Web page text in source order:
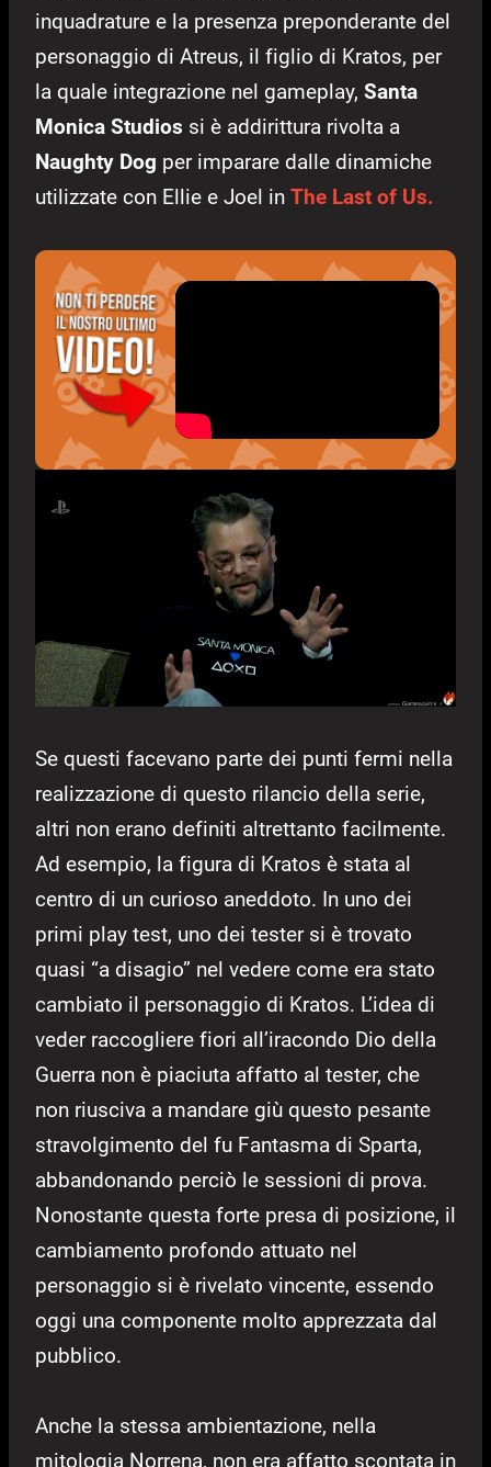
inquadrature e la presenza preponderante del
personaggio di Atreus, il figlio di Kratos, per
la quale integrazione nel gameplay, Santa
Monica Studios si è addirittura rivolta a
Naughty Dog per imparare dalle dinamiche
utilizzate con Ellie e Joel in The Last of Us.
Se questi facevano parte dei punti fermi nella
realizzazione di questo rilancio della serie,
altri non erano definiti altrettanto facilmente.
Ad esempio, la figura di Kratos è stata al
centro di un curioso aneddoto. In uno dei
primi play test, uno dei tester si è trovato
quasi “a disagio” nel vedere come era stato
cambiato il personaggio di Kratos. L’idea di
veder raccogliere fiori all’iracondo Dio della
Guerra non è piaciuta affatto al tester, che
non riusciva a mandare giù questo pesante
stravolgimento del fu Fantasma di Sparta,
abbandonando perciò le sessioni di prova.
Nonostante questa forte presa di posizione, il
cambiamento profondo attuato nel
personaggio si è rivelato vincente, essendo
oggi una componente molto apprezzata dal
pubblico.
Anche la stessa ambientazione, nella
mitologia Norrena, non era affatto scontata in